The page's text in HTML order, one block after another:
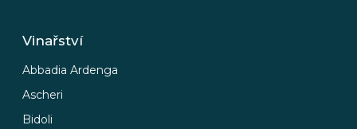
Vinařství
Abbadia Ardenga
Ascheri
Bidoli